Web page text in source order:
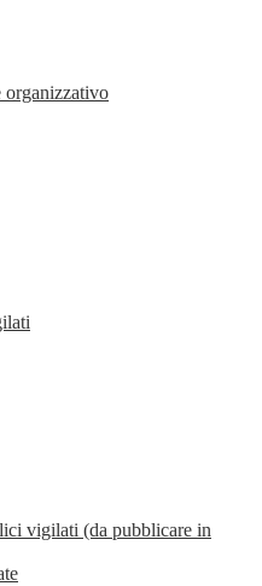
organizzativo
vigilati (da pubblicare in